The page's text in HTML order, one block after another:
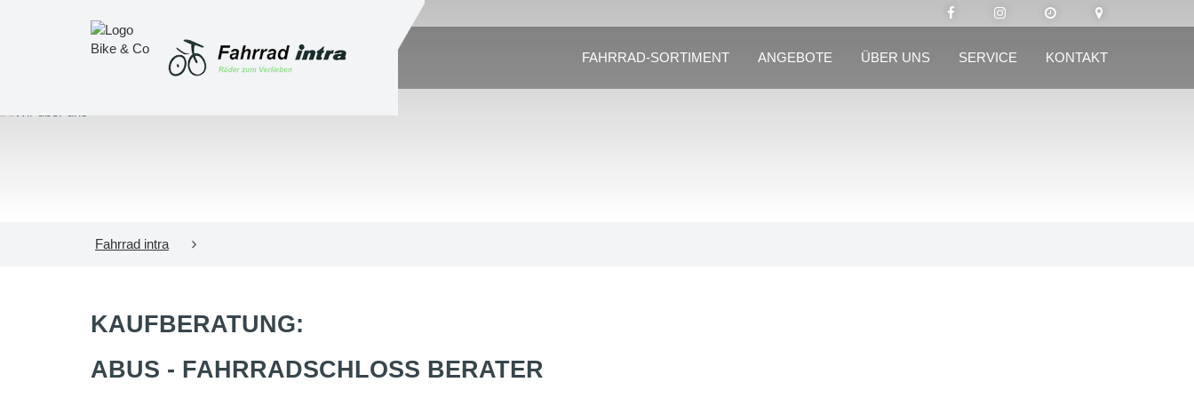
FAHRRAD-SORTIMENT ANGEBOTE ÜBER UNS SERVICE KONTAKT
Fahrrad intra
KAUFBERATUNG:
ABUS - FAHRRADSCHLOSS BERATER